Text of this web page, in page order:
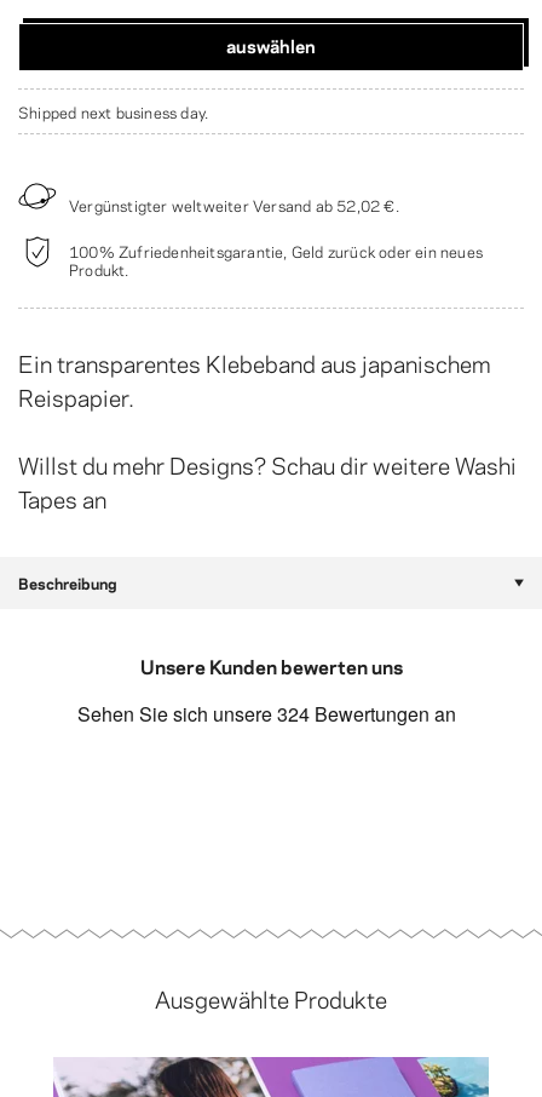
Ein transparentes Klebeband aus japanischem
Reispapier.
Willst du mehr Designs? Schau dir weitereWashi
Tapes an
auswählen
Shipped next business day.
Vergünstigter weltweiter Versand ab 52,02 €
100% Zufriedenheitsgarantie, Geld zurück oder ein neues
Produkt.
Beschreibung
Unsere Kunden bewerten uns
Ausgewählte Produkte